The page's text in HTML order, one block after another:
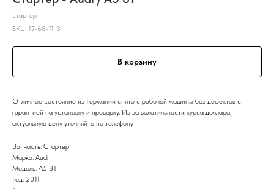
стартер
SKU: 17-68-11_3
В корзину
Отличное состояние из Германии снято с рабочей машины без дефектов с
гарантией на установку и проверку. Из за волатильности курса доллара,
актуальную цену уточняйте по телефону
Запчасть: Стартер
Марка: Audi
Модель: A5 8T
Год: 2011